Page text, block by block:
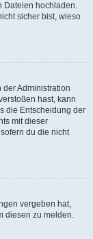
Dateien hochladen.
sicher bist, wieso
der Administration
hast, kann
die Entscheidung der
mit dieser
du die nicht
vergeben hat,
diesen zu melden.